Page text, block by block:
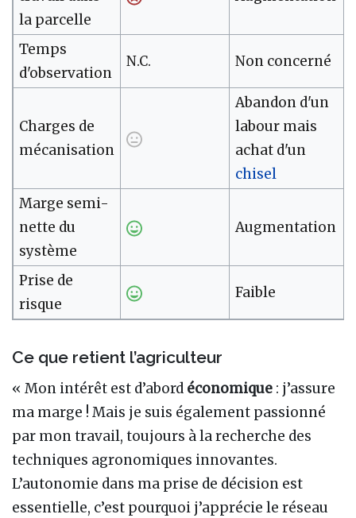
la parcelle
Temps
d'observation
N.C. Non concerné
Charges de
mécanisation
Abandon d'un
labour mais
achat d'un
chisel
Marge semi-
nette du
système
Augmentation
Prise de
risque
Faible
Ce que retient l’agriculteur
« Mon intérêt est d’abord économique : j’assure
ma marge ! Mais je suis également passionné
par mon travail, toujours à la recherche des
techniques agronomiques innovantes.
L’autonomie dans ma prise de décision est
essentielle, c’est pourquoi j’apprécie le réseau